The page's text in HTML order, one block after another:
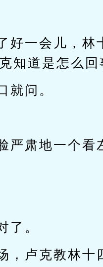
好一会儿，林
知道是怎么回
就问。
严肃地一个看
了。
，卢克教林十